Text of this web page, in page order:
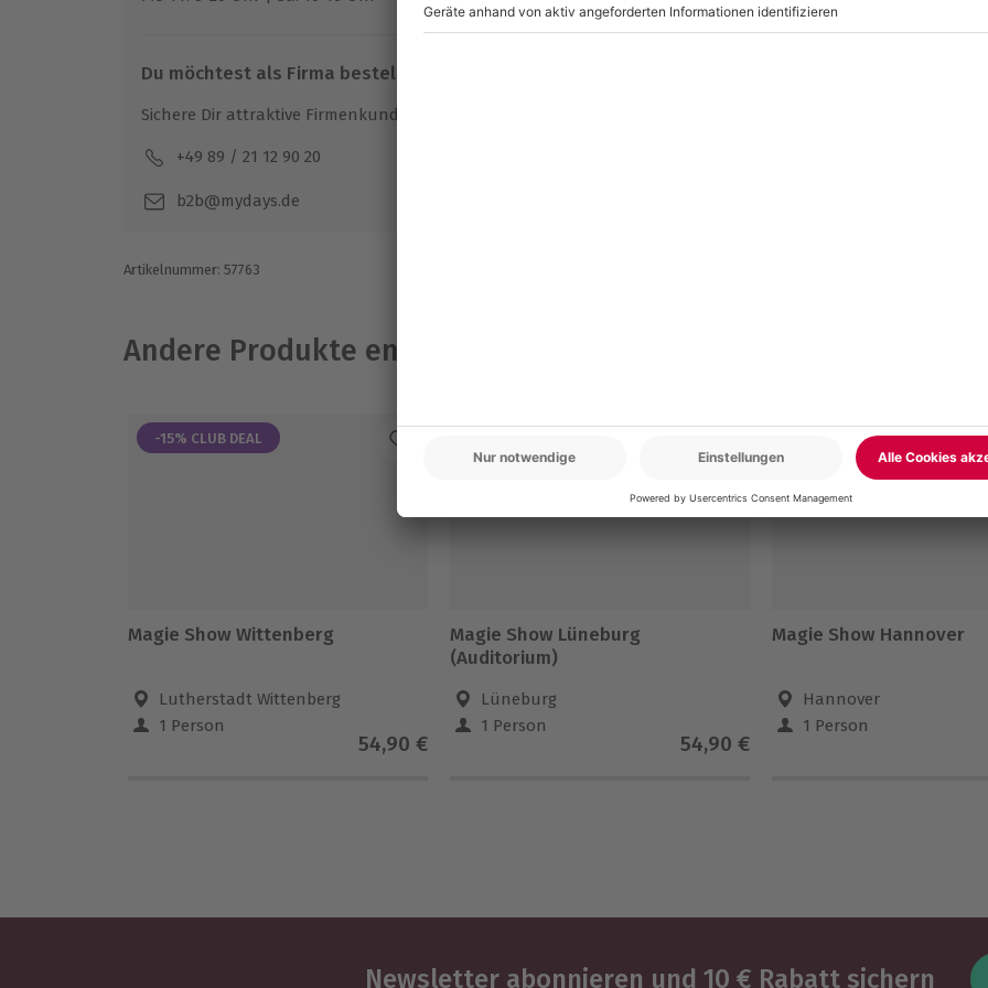
Du möchtest als Firma bestellen?
Sichere Dir attraktive Firmenkunden Vorteile.
+49 89 / 21 12 90 20
b2b@mydays.de
Artikelnummer: 57763
Andere Produkte entdecken
-15% CLUB DEAL
Magie Show Wittenberg
Lutherstadt Wittenberg
1 Person
54,90 €
Magie Show Lüneburg
(Auditorium)
Lüneburg
1 Person
54,90 €
Magie Show Hannover
Hannover
1 Person
Newsletter abonnieren und 10 € Rabatt sichern